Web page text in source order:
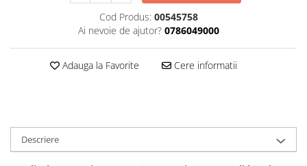
Cod Produs: 00545758
Ai nevoie de ajutor? 0786049000
Adauga la Favorite Cere informatii
Descriere